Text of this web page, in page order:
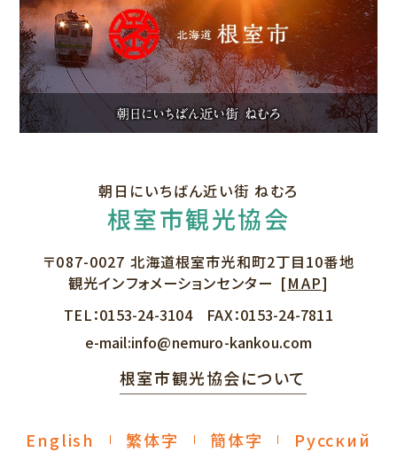
朝日にいちばん近い街 ねむろ
根室市観光協会
〒087-0027 北海道根室市光和町2丁目10番地
観光インフォメーションセンター [MAP]
TEL：0153-24-3104 FAX：0153-24-7811
e-mail:info@nemuro-kankou.com
根室市観光協会について
English 繁体字 簡体字 Русский